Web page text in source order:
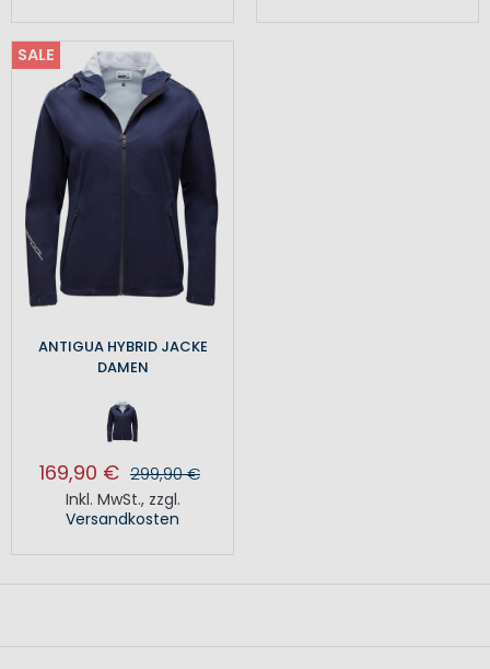
SALE
ANTIGUA HYBRID JACKE
DAMEN
169,90 € 299,90 €
Inkl. MwSt., zzgl.
Versandkosten